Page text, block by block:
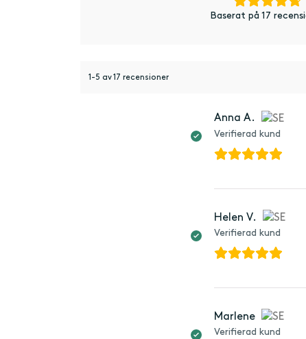
Baserat på 17
1-5 av 17 recensioner
Anna A.
Verifierad kund
Helen V.
Verifierad kund
Marlene
Verifierad kund